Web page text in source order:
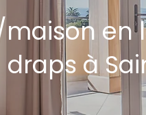
draps à